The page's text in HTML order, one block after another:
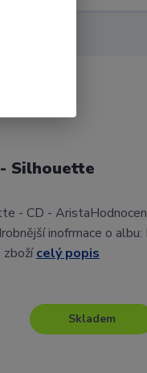
Silhouette
- CD -
inofrmace o albu:
zbožícelý popis
Skladem